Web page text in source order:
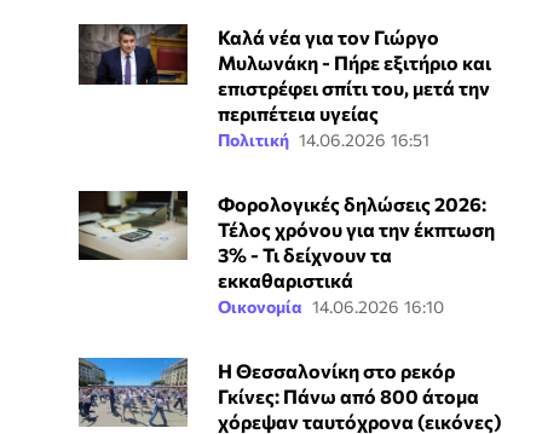
Καλά νέα για τον Γιώργο
Μυλωνάκη - Πήρε εξιτήριο και
επιστρέφει σπίτι του, μετά την
περιπέτεια υγείας
Πολιτική 14.06.2026 16:51
Φορολογικές δηλώσεις 2026:
Τέλος χρόνου για την έκπτωση
3% - Τι δείχνουν τα
εκκαθαριστικά
Οικονομία 14.06.2026 16:10
Η Θεσσαλονίκη στο ρεκόρ
Γκίνες: Πάνω από 800 άτομα
χόρεψαν ταυτόχρονα (εικόνες)